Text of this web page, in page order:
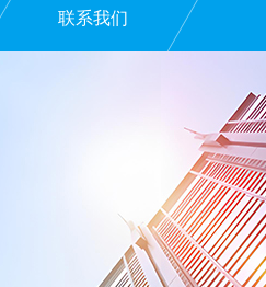
联系我们